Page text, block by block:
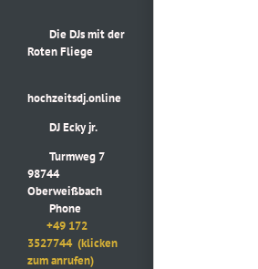
Die DJs mit der
Roten Fliege
hochzeitsdj.online
DJ Ecky jr.
Turmweg 7
98744
Oberweißbach
Phone
+49 172
3527744 (klicken
zum anrufen)